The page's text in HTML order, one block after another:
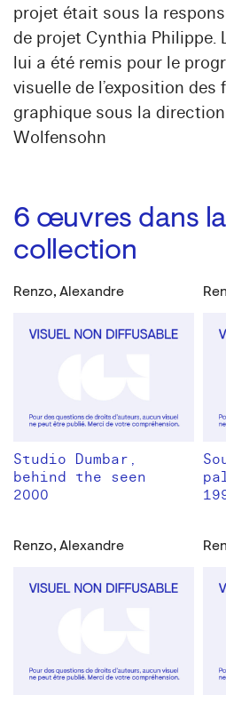
projet était sous la
de projet Cynthia Philippe.
lui a été remis pour le
visuelle de l’exposition
graphique sous la
Wolfensohn
6 œuvres dans la
collection
Renzo, Alexandre
Studio Dumbar,
behind the seen
2000
Renzo, Alexandre